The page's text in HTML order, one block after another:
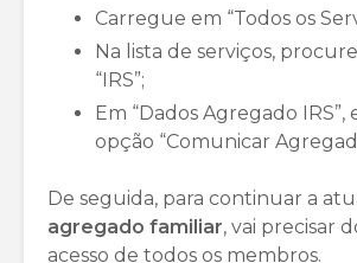
Carregue em “Todos os
Na lista de serviços,
“IRS”;
Em “Dados Agregado IRS”,
opção “Comunicar
De seguida, para continuar a
agregado familiar, vai precisar
acesso de todos os membros.